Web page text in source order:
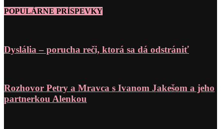
POPULÁRNE PRÍSPEVKY
Dyslália – porucha reči, ktorá sa dá odstrániť
Rozhovor Petry a Mravca s Ivanom Jakešom a jeho
partnerkou Alenkou